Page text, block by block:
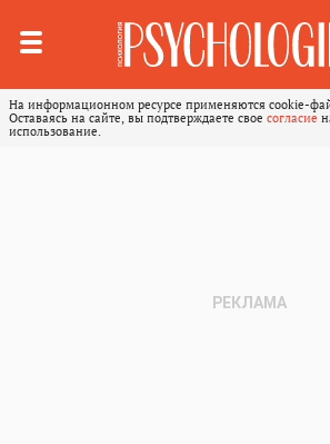
На информационном ресурсе применяются cookie-
Оставаясь на сайте, вы подтверждаете свое согласие
использование.